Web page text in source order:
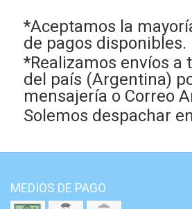
*Aceptamos la
de pagos disponibles.
*Realizamos envíos a
del país (Argentina)
mensajería o Correo
Solemos despachar
MEDIOS DE PAGO